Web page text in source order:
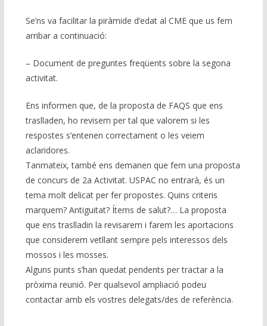
Se’ns va facilitar la piràmide d’edat al CME que us fem
arribar a continuació:
– Document de preguntes freqüents sobre la segona
activitat.
Ens informen que, de la proposta de FAQS que ens
traslladen, ho revisem per tal que valorem si les
respostes s’entenen correctament o les veiem
aclaridores.
Tanmateix, també ens demanen que fem una proposta
de concurs de 2a Activitat. USPAC no entrarà, és un
tema molt delicat per fer propostes. Quins criteris
marquem? Antiguitat? Ítems de salut?… La proposta
que ens traslladin la revisarem i farem les aportacions
que considerem vetllant sempre pels interessos dels
mossos i les mosses.
Alguns punts s’han quedat pendents per tractar a la
pròxima reunió. Per qualsevol ampliació podeu
contactar amb els vostres delegats/des de referència.